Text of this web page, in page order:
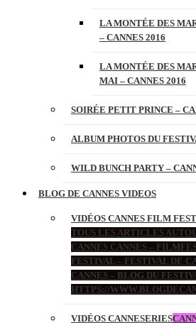
LA MONTÉE DES
– CANNES 2016
LA MONTÉE DES
MAI – CANNES 2016
SOIRÉE PETIT PRINCE –
ALBUM PHOTOS DU
WILD BUNCH PARTY –
BLOG DE CANNES VIDEOS
VIDÉOS CANNES FILM
TOUS LES ARTICLES
CANNES CANNES –
FESTIVAL – FESTIVAL DE
CANNES – BLOG DU
HTTPS://
VIDÉOS CANNESERIES